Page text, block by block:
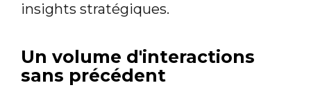
insights stratégiques.
Un volume d'interactions
sans précédent